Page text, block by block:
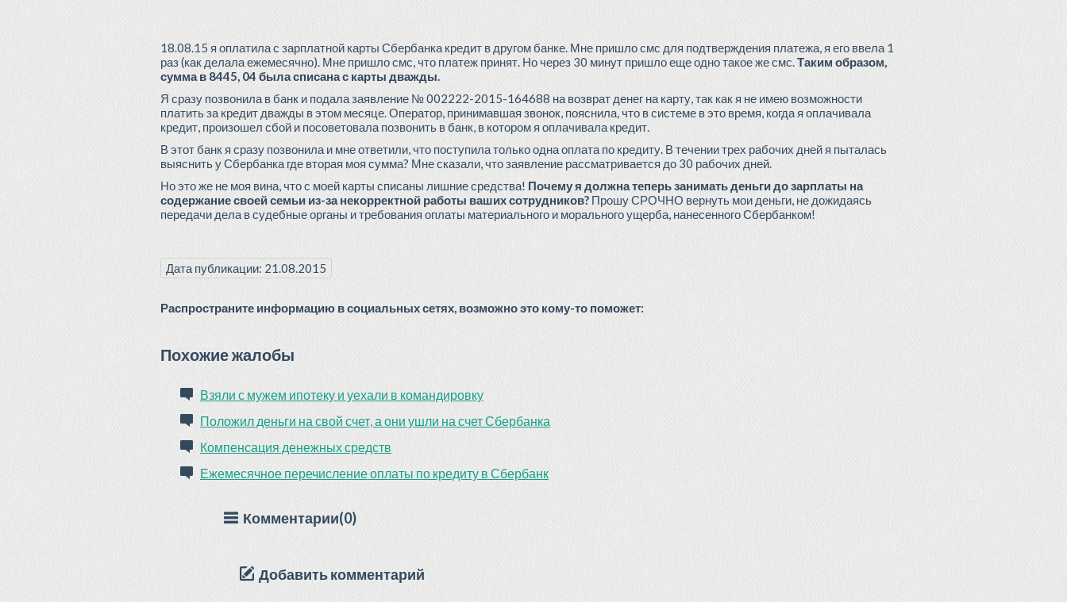
18.08.15 я оплатила с зарплатной карты Сбербанка кредит в другом банке. Мне пришло смс для подтверждения платежа, я его ввела 1
раз (как делала ежемесячно). Мне пришло смс, что платеж принят. Но через 30 минут пришло еще одно такое же смс.Таким образом,
сумма в 8445, 04 была списана с карты дважды.
Я сразу позвонила в банк и подала заявление № 002222-2015-164688 на возврат денег на карту, так как я не имею возможности
платить за кредит дважды в этом месяце. Оператор, принимавшая звонок, пояснила, что в системе в это время, когда я оплачивала
кредит, произошел сбой и посоветовала позвонить в банк, в котором я оплачивала кредит.
В этот банк я сразу позвонила и мне ответили, что поступила только одна оплата по кредиту. В течении трех рабочих дней я пыталась
выяснить у Сбербанка где вторая моя сумма? Мне сказали, что заявление рассматривается до 30 рабочих дней.
Но это же не моя вина, что с моей карты списаны лишние средства! Почему я должна теперь занимать деньги до зарплаты на
содержание своей семьи из-за некорректной работы ваших сотрудников? Прошу СРОЧНО вернуть мои деньги, не дожидаясь
передачи дела в судебные органы и требования оплаты материального и морального ущерба, нанесенного Сбербанком!
Дата публикации: 21.08.2015
Распространите информацию в социальных сетях, возможно это кому-то поможет:
Похожие жалобы
Взяли с мужем ипотеку и уехали в командировку
Положил деньги на свой счет, а они ушли на счет Сбербанка
Компенсация денежных средств
Ежемесячное перечисление оплаты по кредиту в Сбербанк
Комментарии(0)
Добавить комментарий